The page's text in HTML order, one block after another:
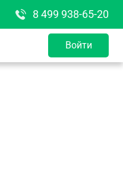
8 499 938-65-20
Войти